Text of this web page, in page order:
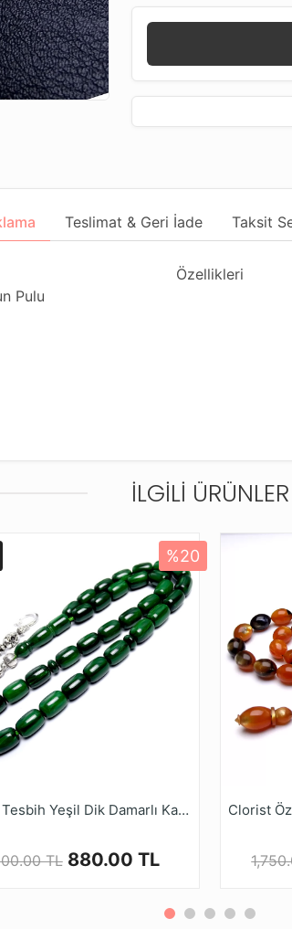
Teslimat & Geri İade Taksit
Özellikleri
Pulu
zaman zamanla
olmuş olabilir.
İLGILI ÜRÜNLER
%20
Katalin Tesbih Yeşil Dik Damarlı Kapsül Kesim Alpaka Kamçı
TL 880.00 TL